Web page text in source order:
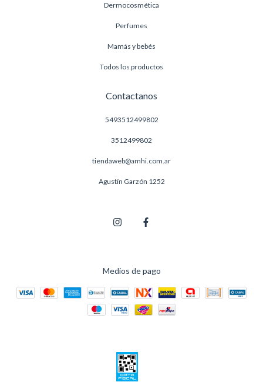
Dermocosmética
Perfumes
Mamás y bebés
Todos los productos
Contactanos
5493512499802
3512499802
tiendaweb@amhi.com.ar
Agustín Garzón 1252
Medios de pago